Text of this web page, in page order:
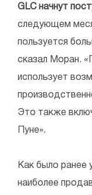
GLC начнут
следующем
пользуется
сказал Моран.
использует
Это также
Пуне».
Как было ранее
наиболее